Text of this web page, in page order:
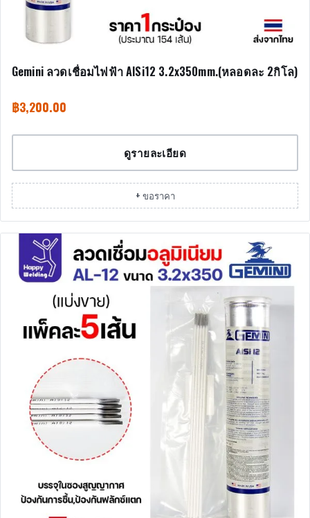
Gemini ลวดเชื่อมไฟฟ้า AlSi12 3.2x350mm.(หลอดละ 2กิโล)
฿3,200.00
ดูรายละเอียด
+ ขอราคา